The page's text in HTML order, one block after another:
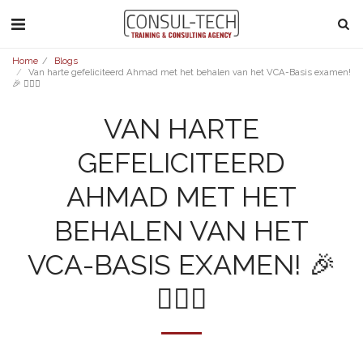
Home
Blogs
Van harte gefeliciteerd Ahmad met het behalen van het VCA-Basis examen!
🎉 👷🏽‍♂️
VAN HARTE
GEFELICITEERD
AHMAD MET HET
BEHALEN VAN HET
VCA-BASIS EXAMEN! 🎉
👷🏽‍♂️